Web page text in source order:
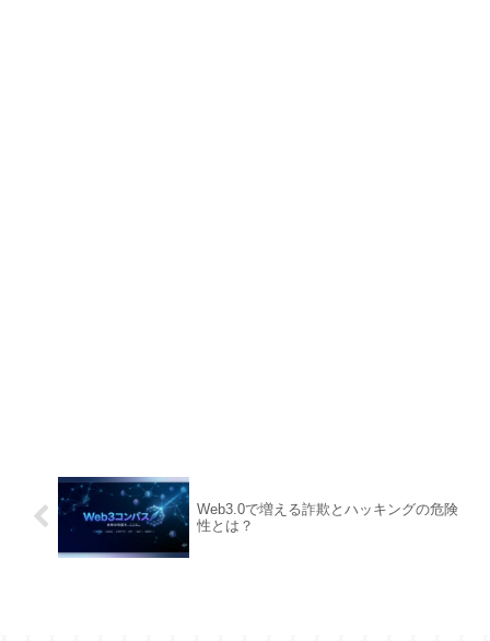
Web3.0で増える詐欺とハッキングの危険
性とは？